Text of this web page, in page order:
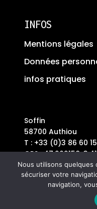
INFOS
Mentions légales
Données
infos pratiques
Soffin
58700 Authiou
T : +33 (0)3 86 60
GPS : 47.262158,
Plus Code :
Nous utilisons
sécuriser votre
navigation,